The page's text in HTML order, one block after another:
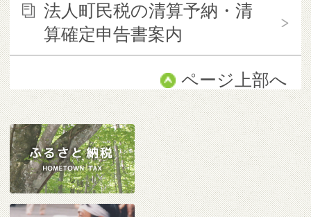
法人町民税の清算予納・清
算確定申告書案内
ページ上部へ